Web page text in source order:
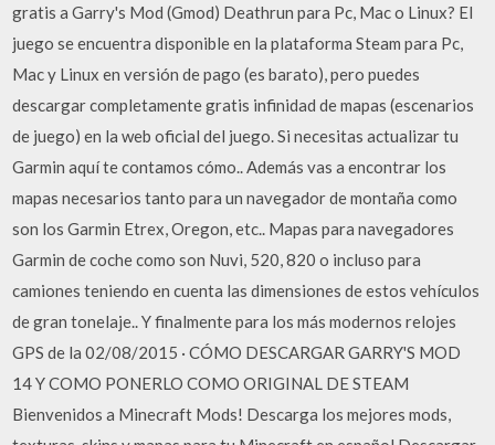
gratis a Garry's Mod (Gmod) Deathrun para Pc, Mac o Linux? El
juego se encuentra disponible en la plataforma Steam para Pc,
Mac y Linux en versión de pago (es barato), pero puedes
descargar completamente gratis infinidad de mapas (escenarios
de juego) en la web oficial del juego. Si necesitas actualizar tu
Garmin aquí te contamos cómo.. Además vas a encontrar los
mapas necesarios tanto para un navegador de montaña como
son los Garmin Etrex, Oregon, etc.. Mapas para navegadores
Garmin de coche como son Nuvi, 520, 820 o incluso para
camiones teniendo en cuenta las dimensiones de estos vehículos
de gran tonelaje.. Y finalmente para los más modernos relojes
GPS de la 02/08/2015 · CÓMO DESCARGAR GARRY'S MOD
14 Y COMO PONERLO COMO ORIGINAL DE STEAM
Bienvenidos a Minecraft Mods! Descarga los mejores mods,